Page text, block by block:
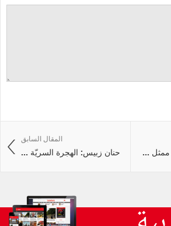
المقال السابق
حنان زبيس: الهجرة السريّة ... ممثل ...